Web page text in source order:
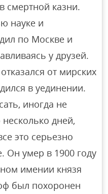
смертной казни.
науке и
по Москве и
у друзей.
от мирских
в уединении.
иногда не
дней,
это серьезно
Он умер в 1900 году
имении князя
был похоронен